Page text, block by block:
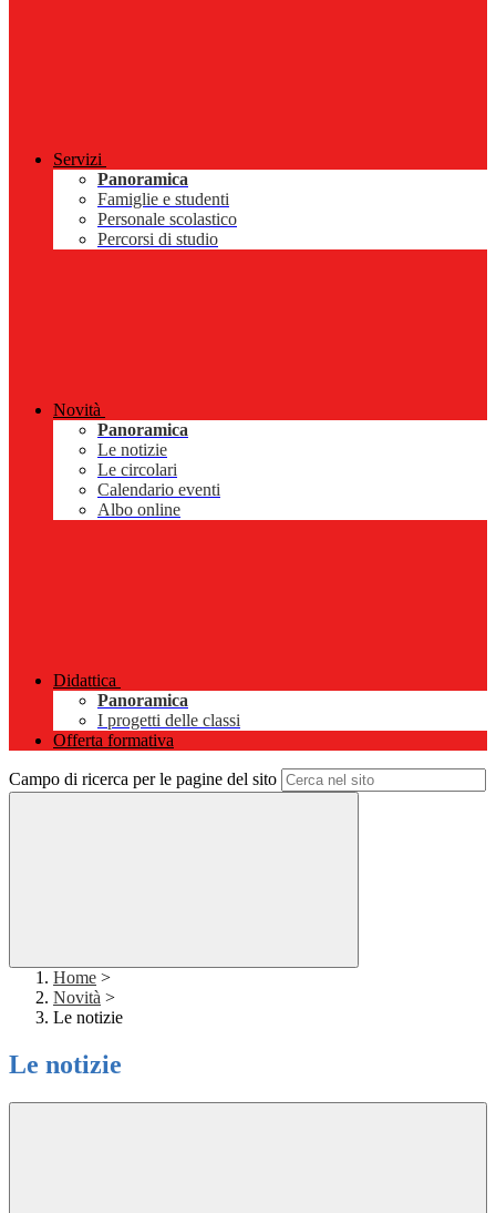
Servizi
Panoramica
Famiglie e studenti
Personale scolastico
Percorsi di studio
Novità
Panoramica
Le notizie
Le circolari
Calendario eventi
Albo online
Didattica
Panoramica
I progetti delle classi
Offerta formativa
Campo di ricerca per le pagine del sito
Home >
Novità >
Le notizie
Le notizie